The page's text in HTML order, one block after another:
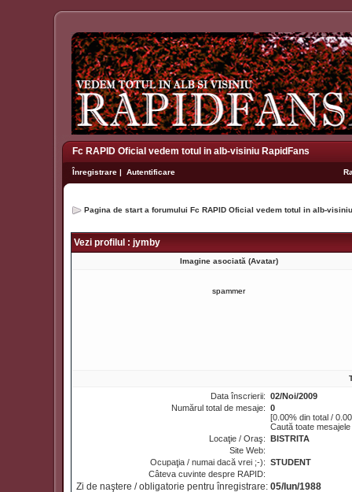
Fc RAPID Oficial vedem totul in alb-visiniu RapidFans
Înregistrare | Autentificare
Pagina de start a forumului Fc RAPID Oficial vedem totul in alb-
Vezi profilul : jymby
Imagine asociată (Avatar)
spammer
Data înscrierii: 02/Noi/2009
Numărul total de mesaje: 0
[0.00% din total /
Caută toate
Locaţie / Oraş: BISTRITA
Site Web:
Ocupaţia / numai dacă vrei ;-): STUDENT
Câteva cuvinte despre RAPID:
Zi de naştere / obligatorie pentru înregistrare: 05/Iun/1988